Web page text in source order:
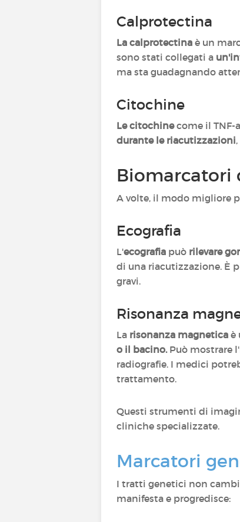
Calprotectina
La calprotectina è un
sono stati collegati a
ma sta guadagnando
Citochine
Le citochinecome il TNF-
durante le riacutizzazioni
Biomarcatori
A volte, il modo migliore
Ecografia
L'ecografia può rilevare
di una riacutizzazione. È
gravi.
Risonanza
La risonanza magnetica è
o il bacino.Può mostrare l'
radiografie. I medici
trattamento.
Questi strumenti di
cliniche specializzate.
Marcatori
I tratti genetici non
manifesta e progredisce: